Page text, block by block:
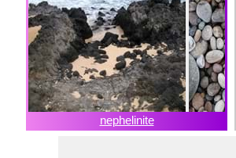
nephelinite